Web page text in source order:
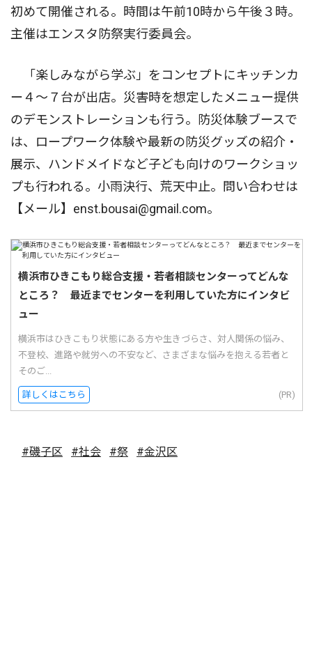
初めて開催される。時間は午前10時から午後３時。
主催はエンスタ防祭実行委員会。
「楽しみながら学ぶ」をコンセプトにキッチンカ
ー４〜７台が出店。災害時を想定したメニュー提供
のデモンストレーションも行う。防災体験ブースで
は、ロープワーク体験や最新の防災グッズの紹介・
展示、ハンドメイドなど子ども向けのワークショッ
プも行われる。小雨決行、荒天中止。問い合わせは
【メール】enst.bousai@gmail.com。
横浜市ひきこもり総合支援・若者相談センターってどんな
ところ？ 最近までセンターを利用していた方にインタビ
ュー
横浜市はひきこもり状態にある方や生きづらさ、対人関係の悩み、
不登校、進路や就労への不安など、さまざまな悩みを抱える若者と
そのご...
詳しくはこちら (PR)
#磯子区 #社会 #祭 #金沢区